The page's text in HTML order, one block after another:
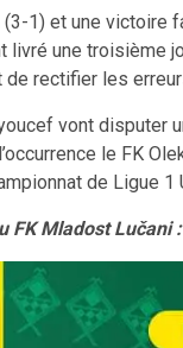
1) et une victoire
une troisième
rectifier les
vont disputer
le FK
de Ligue 1
FK Mladost Lučani :